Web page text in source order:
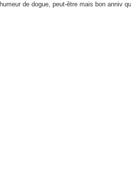
humeur de dogue, peut-être mais bon anniv